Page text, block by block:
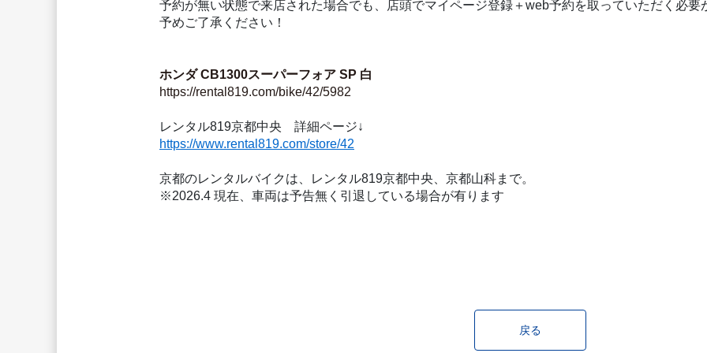
予約が無い状態で来店された場合でも、店頭でマイページ登録＋web予約を取っていただく必要
予めご了承ください！
ホンダ CB1300スーパーフォア SP 白
https://rental819.com/bike/42/5982
レンタル819京都中央　詳細ページ↓
https://www.rental819.com/store/42
京都のレンタルバイクは、レンタル819京都中央、京都山科まで。
※2026.4 現在、車両は予告無く引退している場合が有ります
戻る